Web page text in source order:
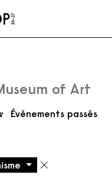
of Art
Évènements passés
le filtre